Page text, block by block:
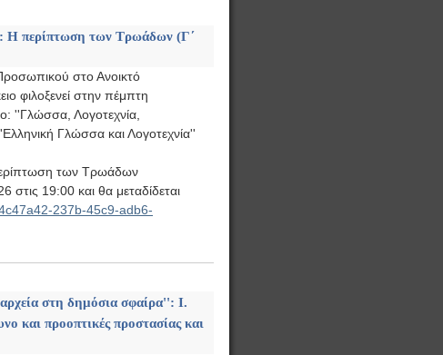
Η περίπτωση των Τρωάδων (Γ΄
στο Ανοικτό
φιλοξενεί στην πέμπτη
''Γλώσσα, Λογοτεχνία,
Γλώσσα και Λογοτεχνία''
περίπτωση των Τρωάδων
19:00 και θα μεταδίδεται
237b-45c9-adb6-
στη δημόσια σφαίρα'': Ι.
και προοπτικές προστασίας και